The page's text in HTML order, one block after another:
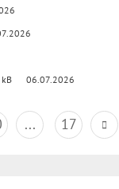
kB 06.07.2026
... 17